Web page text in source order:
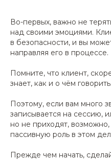
Во-первых, важно не
над своими эмоциями.
в безопасности, и вы
направляя его в процессе.
Помните, что клиент,
знает, как и о чём говорить.
Поэтому, если вам много
записывается на сессию,
но не приходят,
пассивную роль в этом
Прежде чем начать,